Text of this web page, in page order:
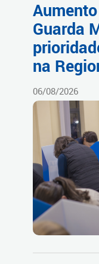
Guarda
na
06/08/2026